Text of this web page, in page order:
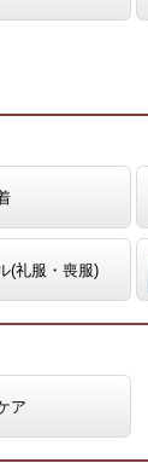
(礼服・喪服)
ア